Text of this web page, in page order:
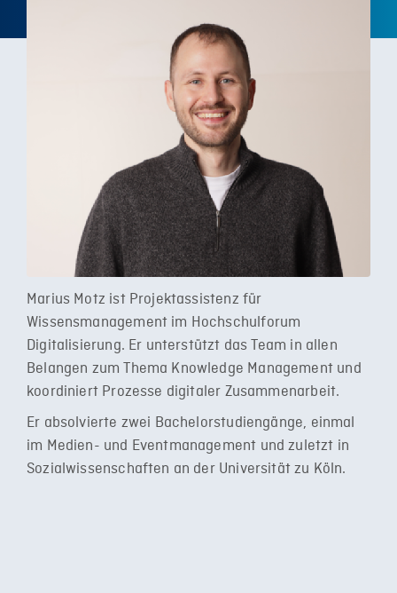
Marius Motz ist Projektassistenz für
Wissensmanagement im Hochschulforum
Digitalisierung. Er unterstützt das Team in allen
Belangen zum Thema Knowledge Management und
koordiniert Prozesse digitaler Zusammenarbeit.
Er absolvierte zwei Bachelorstudiengänge, einmal
im Medien- und Eventmanagement und zuletzt in
Sozialwissenschaften an der Universität zu Köln.